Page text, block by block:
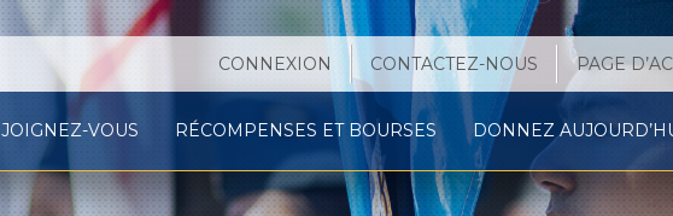
CONNEXION CONTACTEZ-NOUS PAGE
JOIGNEZ-VOUS RÉCOMPENSES ET BOURSES DONNEZ